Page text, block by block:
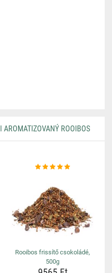
AROMATIZOVANÝ ROOIBOS
Rooibos frissítő csokoládé,
500g